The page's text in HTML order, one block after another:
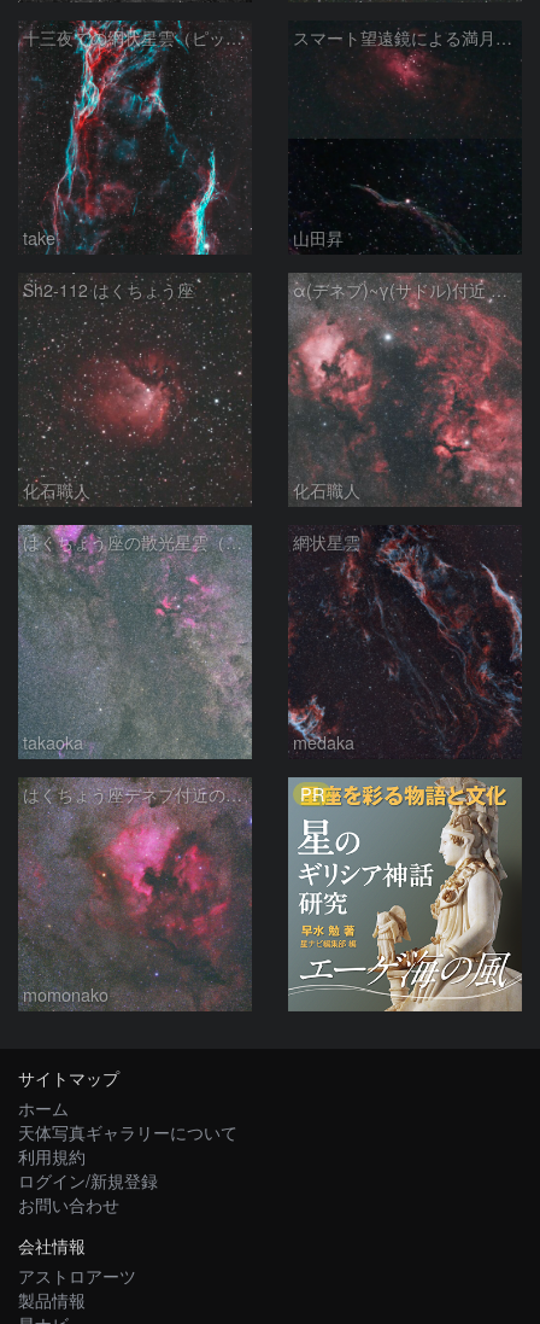
十三夜での網状星雲（ピッカリングの三角）
take
スマート望遠鏡による満月下の星雲（M16,NGC6960）
山田昇
Sh2-112 はくちょう座
化石職人
α(デネブ)~γ(サドル)付近 NGC7000 北アメリカ星雲 IC5067~5070 ペリカン星雲 はくちょう座
化石職人
はくちょう座の散光星雲（１００ｍｍ）
takaoka
網状星雲
medaka
はくちょう座デネブ付近の空域 260720
momonako
PR
サイトマップ
ホーム
天体写真ギャラリーについて
利用規約
ログイン/新規登録
お問い合わせ
会社情報
アストロアーツ
製品情報